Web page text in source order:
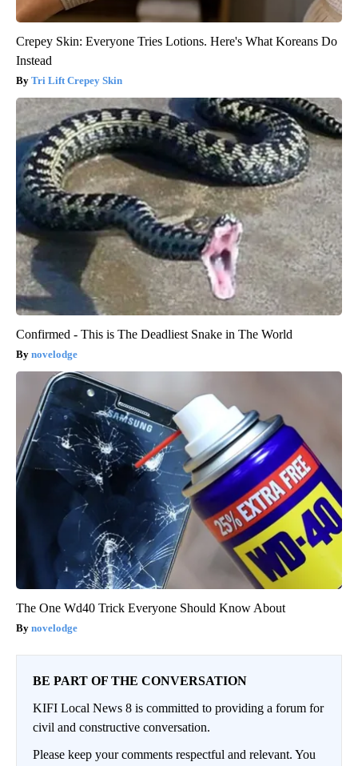
Crepey Skin: Everyone Tries Lotions. Here's What Koreans Do
Instead
Tri Lift Crepey Skin
Confirmed - This is The Deadliest Snake in The World
novelodge
The One Wd40 Trick Everyone Should Know About
novelodge
BE PART OF THE CONVERSATION
KIFI Local News 8 is committed to providing a forum for
civil and constructive conversation.
Please keep your comments respectful and relevant. You